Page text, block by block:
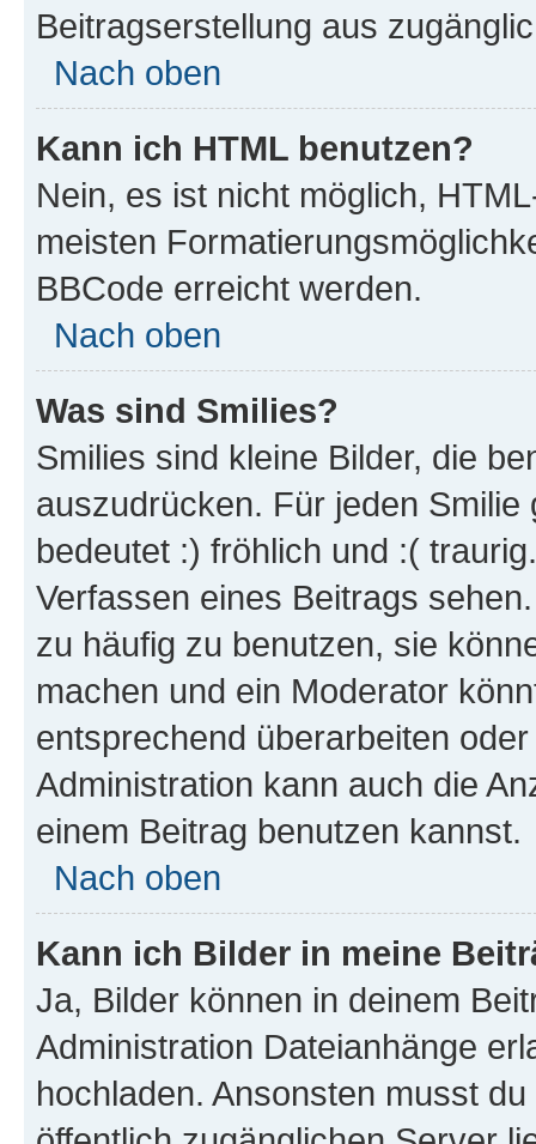
Beitragserstellung aus
Nach oben
Kann ich HTML benutzen?
Nein, es ist nicht möglich,
meisten
BBCode erreicht werden.
Nach oben
Was sind Smilies?
Smilies sind kleine Bilder, die
auszudrücken. Für jeden
bedeutet :) fröhlich und :(
Verfassen eines Beitrags
zu häufig zu benutzen, sie
machen und ein Moderator
entsprechend überarbeiten
Administration kann auch die
einem Beitrag benutzen kannst.
Nach oben
Kann ich Bilder in meine
Ja, Bilder können in deinem
Administration Dateianhänge
hochladen. Ansonsten musst